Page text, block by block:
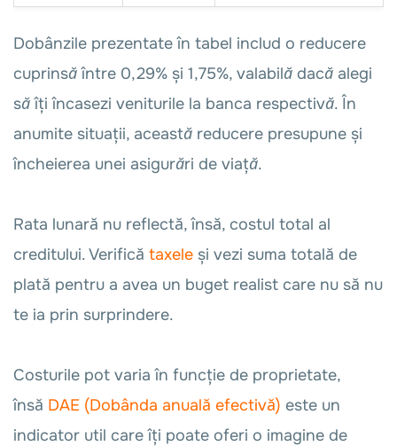
Dobânzile prezentate în tabel includ o reducere
cuprinsă între 0,29% și 1,75%, valabilă dacă alegi
să îți încasezi veniturile la banca respectivă. În
anumite situații, această reducere presupune și
încheierea unei asigurări de viață.
Rata lunară nu reflectă, însă, costul total al
creditului. Verifică taxele și vezi suma totală de
plată pentru a avea un buget realist care nu să nu
te ia prin surprindere.
Costurile pot varia în funcție de proprietate,
însă DAE (Dobânda anuală efectivă) este un
indicator util care îți poate oferi o imagine de